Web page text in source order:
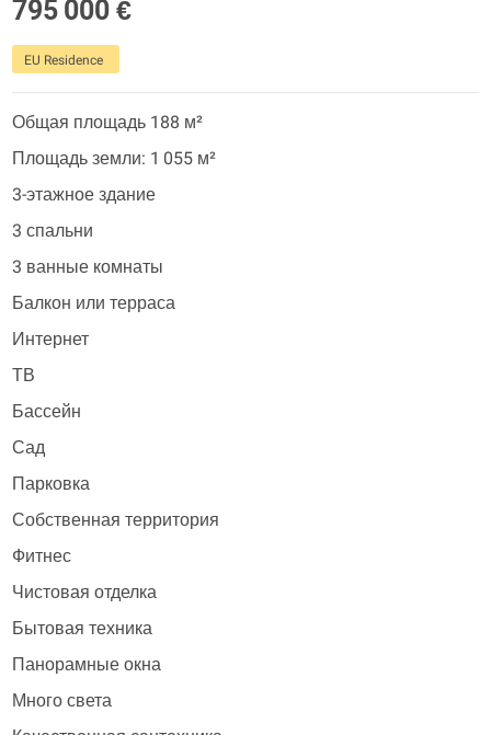
795 000 €
EU Residence
Общая площадь 188 м²
Площадь земли: 1 055 м²
3-этажное здание
3 спальни
3 ванные комнаты
Балкон или терраса
Интернет
ТВ
Бассейн
Сад
Парковка
Собственная территория
Фитнес
Чистовая отделка
Бытовая техника
Панорамные окна
Много света